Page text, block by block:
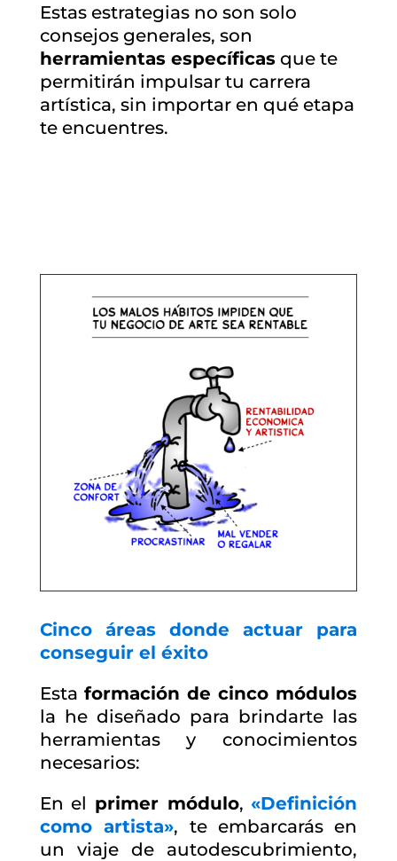
Estas estrategias no son solo
consejos generales, son
herramientas específicasque te
permitirán impulsar tu carrera
artística, sin importar en qué etapa
te encuentres.
Cinco áreas donde actuar para
conseguir el éxito
Esta formación de cinco módulos
la he diseñado para brindarte las
herramientas y conocimientos
necesarios:
En el primer módulo,«Definición
como artista», te embarcarás en
un viaje de autodescubrimiento,